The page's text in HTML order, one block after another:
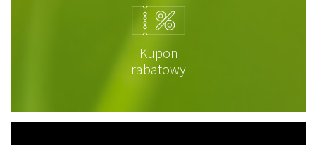
Kupon
rabatowy